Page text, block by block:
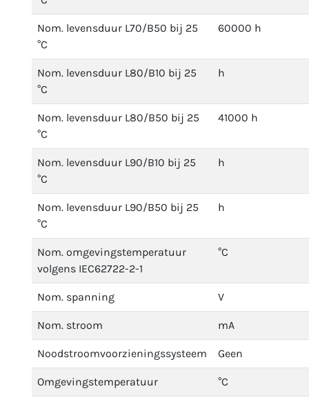
Nom. levensduur L70/B50 bij 25
°C
60000 h
Nom. levensduur L80/B10 bij 25
°C
h
Nom. levensduur L80/B50 bij 25
°C
41000 h
Nom. levensduur L90/B10 bij 25
°C
h
Nom. levensduur L90/B50 bij 25
°C
h
Nom. omgevingstemperatuur
volgens IEC62722-2-1
°C
Nom. spanning V
Nom. stroom mA
Noodstroomvoorzieningssysteem Geen
Omgevingstemperatuur °C